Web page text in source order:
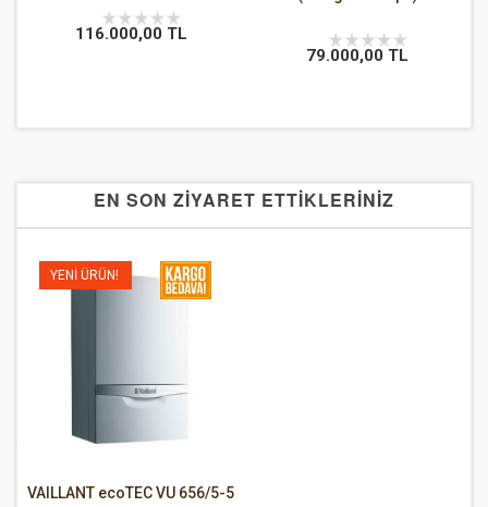
116.000,00 TL
79.000,00 TL
EN SON ZİYARET ETTİKLERİNİZ
VAILLANT ecoTEC VU 656/5-5
YENI ÜRÜN!